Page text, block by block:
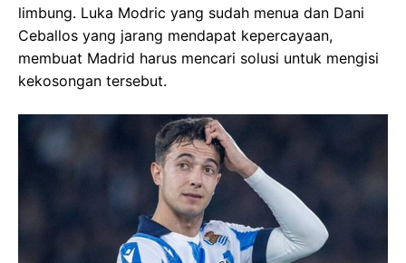
limbung. Luka Modric yang sudah menua dan Dani
Ceballos yang jarang mendapat kepercayaan,
membuat Madrid harus mencari solusi untuk mengisi
kekosongan tersebut.